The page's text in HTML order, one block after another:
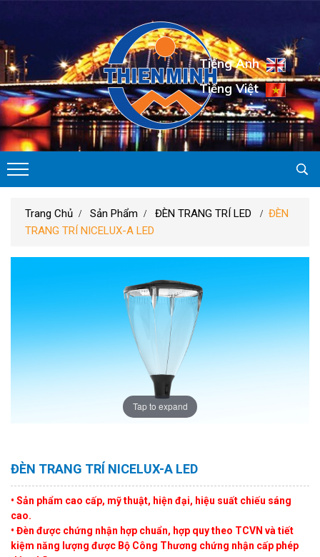
Tiếng Anh
Tiếng Việt
Trang Chủ Sản Phẩm ĐÈN TRANG TRÍ LED
ĐÈN
TRANG TRÍ NICELUX-A LED
Tap to expand
ĐÈN TRANG TRÍ NICELUX-A LED
• Sản phẩm cao cấp, mỹ thuật, hiện đại, hiệu suất chiếu sáng
cao.
• Đèn được chứng nhận hợp chuẩn, hợp quy theo TCVN và tiết
kiệm năng lượng được Bộ Công Thương chứng nhận cấp phép